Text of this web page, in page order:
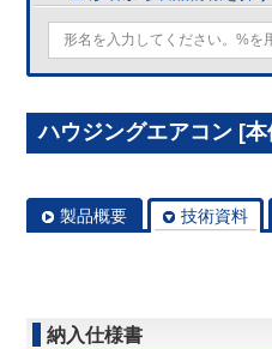
ハウジングエアコン [
製品概要 技術資料
納入仕様書